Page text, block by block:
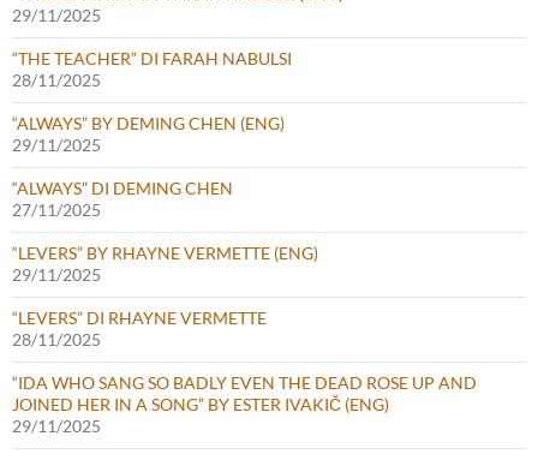
29/11/2025
“THE TEACHER” DI FARAH NABULSI
28/11/2025
“ALWAYS” BY DEMING CHEN (ENG)
29/11/2025
“ALWAYS” DI DEMING CHEN
27/11/2025
“LEVERS” BY RHAYNE VERMETTE (ENG)
29/11/2025
“LEVERS” DI RHAYNE VERMETTE
28/11/2025
“IDA WHO SANG SO BADLY EVEN THE DEAD ROSE UP AND
JOINED HER IN A SONG” BY ESTER IVAKIČ (ENG)
29/11/2025